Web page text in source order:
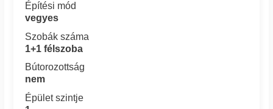
Építési mód
vegyes
Szobák száma
1+1 félszoba
Bútorozottság
nem
Épület szintje